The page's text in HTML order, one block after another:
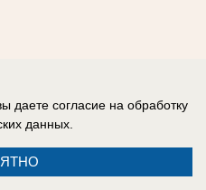
даете согласие на обработку
данных.